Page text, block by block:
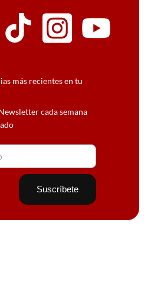
más recientes en tu
cada semana